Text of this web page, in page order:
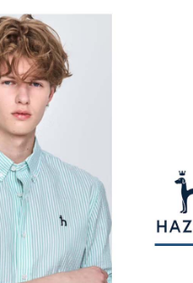
分期帳單所需資料之確認、核對及更正
請詳閱以下連結：
需取消欲退款等相關疑問，請聯繫「
netprotections.freshdesk.com/support/
份有限公司提供之「AFTEE先享後付
範圍內提供個人資料，並將交易相關給
有限公司。
事宜，請瀏覽以下網址：
#terms3
事先徵得法定代理人或監護人之同意方
若未經同意申辦者引起之損失，本公司
後付」時，將依據個別帳號之用戶狀
額度；若仍有額度不足之情形，本公司
。
帳號或使用他人資訊註冊。若發現惡意
將有權停止該用戶之使用額度並採取法